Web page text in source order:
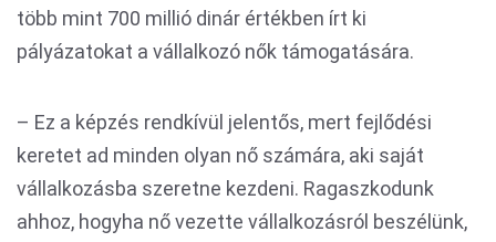
több mint 700 millió dinár értékben írt ki
pályázatokat a vállalkozó nők támogatására.
– Ez a képzés rendkívül jelentős, mert fejlődési
keretet ad minden olyan nő számára, aki saját
vállalkozásba szeretne kezdeni. Ragaszkodunk
ahhoz, hogyha nő vezette vállalkozásról beszélünk,